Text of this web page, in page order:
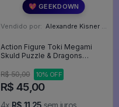
💖 GEEKDOWN
Vendido por: Alexandre Kisner - PR
Action Figure Toki Megami
Skuld Puzzle & Dragons
8 Eikoh - Puzzle And Dragons
R$ 50,00 10% OFF
R$ 45,00
4x R$ 11,25 sem juros